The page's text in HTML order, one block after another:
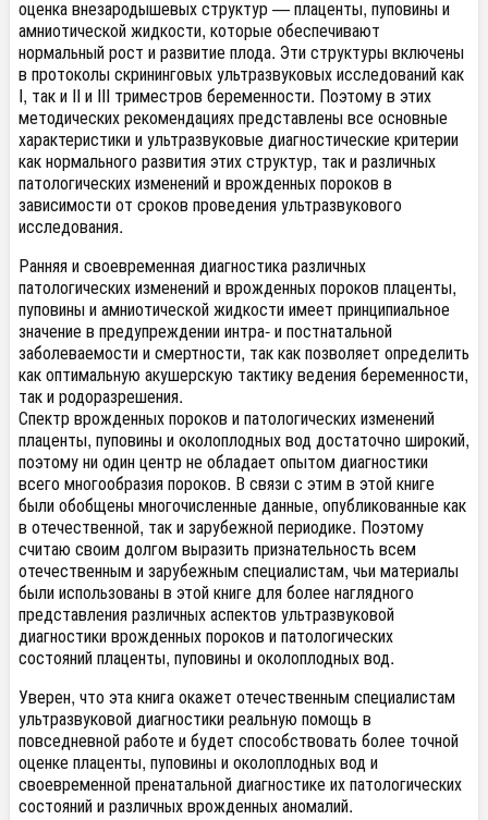
оценка внезародышевых структур—плаценты, пуповины и
амниотической жидкости, которые обеспечивают
нормальный рост и развитие плода. Эти структуры включены
в протоколы скрининговых ультразвуковых исследований как
I, так и II и III триместров беременности. Поэтому в этих
методических рекомендациях представлены все основные
характеристики и ультразвуковые диагностические критерии
какнормальногоразвития этих структур, так и различных
патологических изменений и врожденных пороков в
зависимости от сроков проведения ультразвукового
исследования.
Ранняя и своевременная диагностика различных
патологическихизмененийи врожденных пороков плаценты,
пуповины и амниотической жидкости имеет принципиальное
значение в предупреждении интра- и постнатальной
заболеваемости и смертности, так как позволяет определить
как оптимальную акушерскую тактику ведения беременности,
так и родоразрешения.
Спектр врожденных пороков и патологических изменений
плаценты, пуповиныи околоплодных вод достаточно широкий,
поэтому ни один центр не обладает опытом диагностики
всего многообразия пороков. В связи с этим в этой книге
были обобщены многочисленные данные, опубликованные как
в отечественной, так и зарубежной периодике. Поэтому
считаю своим долгом выразить признательность всем
отечественным и зарубежным специалистам, чьи материалы
были использованы в этой книге для более наглядного
представленияразличных аспектов ультразвуковой
диагностики врожденныхпороков и патологических
состояний плаценты, пуповины и околоплодных вод.
Уверен, что эта книга окажет отечественным специалистам
ультразвуковой диагностики реальную помощь в
повседневной работе и будет способствовать более точной
оценке плаценты, пуповины и околоплодных вод и
своевременнойпренатальной диагностике их патологических
состояний и различных врожденных аномалий.